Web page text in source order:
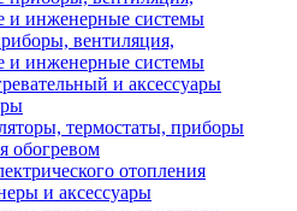
вентиляция,
и инженерные системы
и аксессуары
термостаты, приборы
обогревом
отопления
и аксессуары